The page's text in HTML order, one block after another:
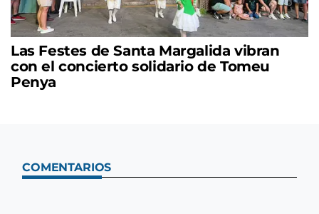
Las Festes de Santa Margalida vibran
con el concierto solidario de Tomeu
Penya
COMENTARIOS